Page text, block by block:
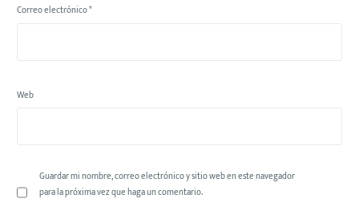
Correo electrónico*
Web
Guardar mi nombre, correo electrónico y sitio web en este navegador
para la próxima vez que haga un comentario.